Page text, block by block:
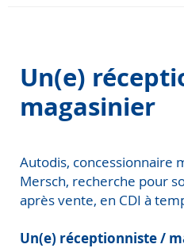
Un(e)
magasinier
Autodis, concessionnaire
Mersch, recherche pour
après vente, en CDI à
Un(e) réceptionniste /